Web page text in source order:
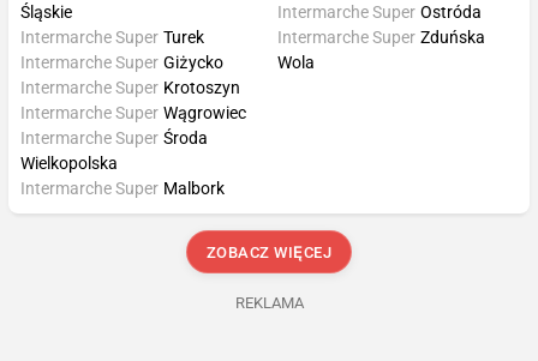
Śląskie
Intermarche Super Turek
Intermarche Super Giżycko
Intermarche Super Ostróda
Intermarche Super Zduńska
Wola
Intermarche Super Krotoszyn
Intermarche Super Wągrowiec
Intermarche Super Środa
Wielkopolska
Intermarche Super Malbork
ZOBACZ WIĘCEJ
REKLAMA